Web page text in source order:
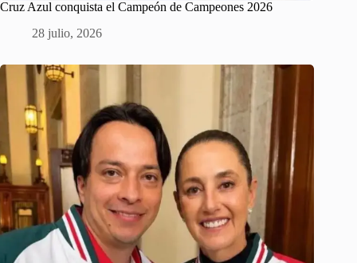
Cruz Azul conquista el Campeón de Campeones 2026
28 julio, 2026